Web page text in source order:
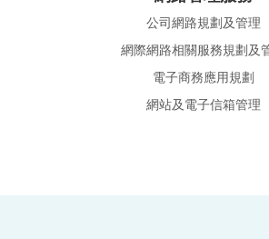
公司網路規劃及管理
網際網路相關服務規劃及
電子商務應用規劃
網站及電子信箱管理